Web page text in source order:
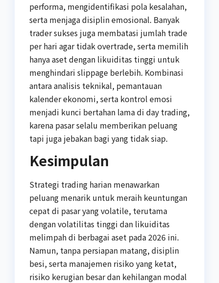
performa, mengidentifikasi pola kesalahan,
serta menjaga disiplin emosional. Banyak
trader sukses juga membatasi jumlah trade
per hari agar tidak overtrade, serta memilih
hanya aset dengan likuiditas tinggi untuk
menghindari slippage berlebih. Kombinasi
antara analisis teknikal, pemantauan
kalender ekonomi, serta kontrol emosi
menjadi kunci bertahan lama di day trading,
karena pasar selalu memberikan peluang
tapi juga jebakan bagi yang tidak siap.
Kesimpulan
Strategi trading harian menawarkan
peluang menarik untuk meraih keuntungan
cepat di pasar yang volatile, terutama
dengan volatilitas tinggi dan likuiditas
melimpah di berbagai aset pada 2026 ini.
Namun, tanpa persiapan matang, disiplin
besi, serta manajemen risiko yang ketat,
risiko kerugian besar dan kehilangan modal